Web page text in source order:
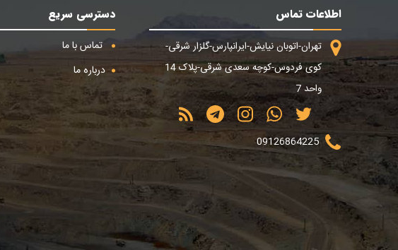
اطلاعات تماس
تهران-اتوبان نیایش-ایرانپارس-گلزار شرقی-
کوی فردوس-کوچه سعدی شرقی-پلاک 14
واحد 7
09126864225
دسترسی سریع
تماس با ما
درباره ما